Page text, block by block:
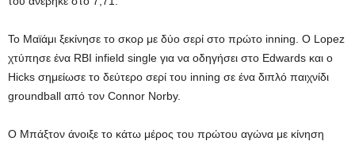
Το Μαϊάμι ξεκίνησε το σκορ με δύο σερί στο πρώτο inning. Ο Lopez
χτύπησε ένα RBI infield single για να οδηγήσει στο Edwards και ο
Hicks σημείωσε το δεύτερο σερί του inning σε ένα διπλό παιχνίδι
groundball από τον Connor Norby.
Ο Μπάξτον άνοιξε το κάτω μέρος του πρώτου αγώνα με κίνηση